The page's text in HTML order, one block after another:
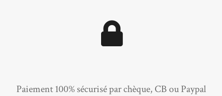
Paiement 100% sécurisé par chèque, CB ou Paypal